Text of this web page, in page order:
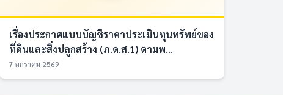
เรื่องประกาศแบบบัญชีราคาประเมินทุนทรัพย์ของ
ที่ดินและสิ่งปลูกสร้าง (ภ.ด.ส.1) ตามพ...
7 มกราคม 2569